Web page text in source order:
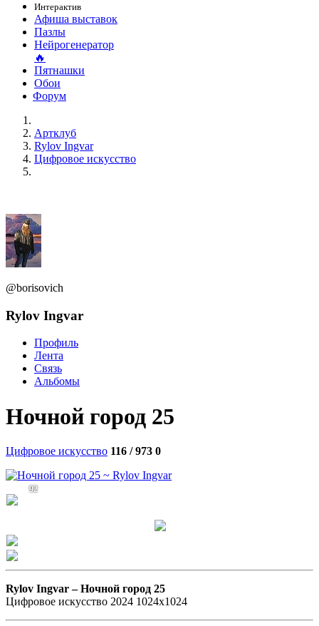
Интерактив
Афиша выставок
Пазлы
Нейрогенератор
🔥
Пятнашки
Обои
Форум
Артклуб
Rylov Ingvar
Цифровое искусство
@borisovich
Rylov Ingvar
Профиль
Лента
Связь
Альбомы
Ночной город 25
Цифровое искусство 116 / 973 0
92
Rylov Ingvar –Ночной город 25
Цифровое искусство 2024 1024х1024